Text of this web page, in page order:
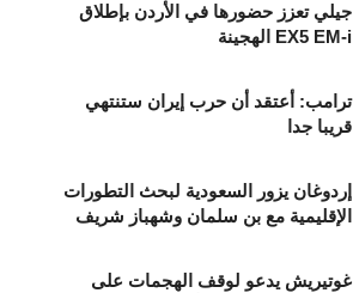
جيلي تعزز حضورها في الأردن بإطلاق
EX5 EM-i الهجينة
ترامب: أعتقد أن حرب إيران ستنتهي
قريبا جدا
إردوغان يزور السعودية لبحث التطورات
الإقليمية مع بن سلمان وشهباز شريف
غوتيريش يدعو لوقف الهجمات على